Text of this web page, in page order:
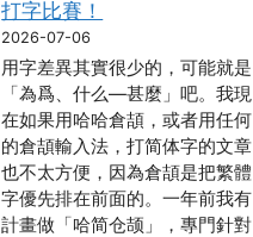
打字比賽！
2026-07-06
用字差異其實很少的，可能就是
「為爲、什么―甚麼」吧。我現
在如果用哈哈倉頡，或者用任何
的倉頡輸入法，打简体字的文章
也不太方便，因為倉頡是把繁體
字優先排在前面的。一年前我有
計畫做「哈简仓颉」，專門針對